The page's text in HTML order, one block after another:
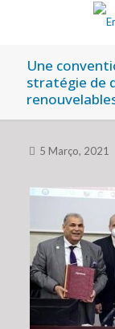
Une
stratégie de
5 Março, 2021